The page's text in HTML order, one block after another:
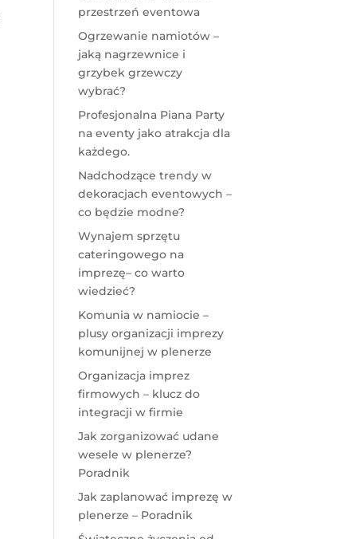
przestrzeń eventowa
Ogrzewanie namiotów –
jaką nagrzewnice i
grzybek grzewczy
wybrać?
Profesjonalna Piana Party
na eventy jako atrakcja dla
każdego.
Nadchodzące trendy w
dekoracjach eventowych –
co będzie modne?
Wynajem sprzętu
cateringowego na
imprezę– co warto
wiedzieć?
Komunia w namiocie –
plusy organizacji imprezy
komunijnej w plenerze
Organizacja imprez
firmowych – klucz do
integracji w firmie
Jak zorganizować udane
wesele w plenerze?
Poradnik
Jak zaplanować imprezę w
plenerze – Poradnik